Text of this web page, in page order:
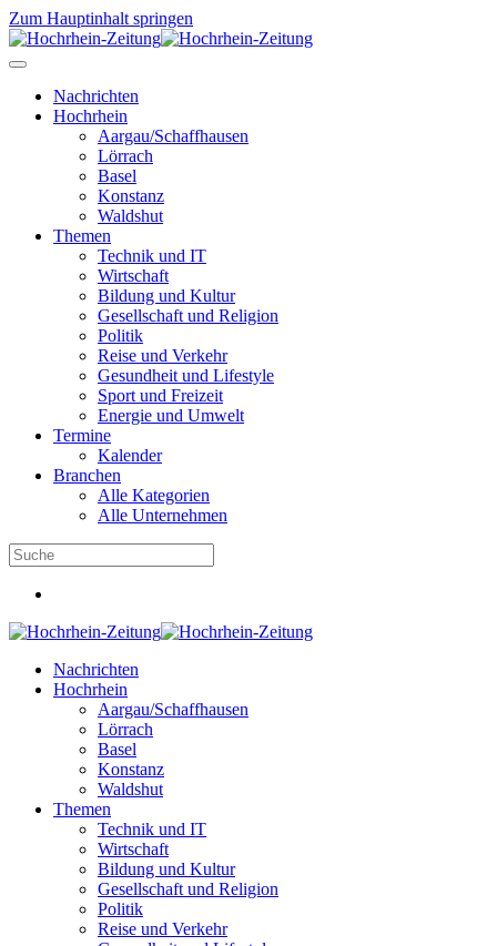
Zum Hauptinhalt springen
Nachrichten
Hochrhein
Aargau/Schaffhausen
Lörrach
Basel
Konstanz
Waldshut
Themen
Technik und IT
Wirtschaft
Bildung und Kultur
Gesellschaft und Religion
Politik
Reise und Verkehr
Gesundheit und Lifestyle
Sport und Freizeit
Energie und Umwelt
Termine
Kalender
Branchen
Alle Kategorien
Alle Unternehmen
Nachrichten
Hochrhein
Aargau/Schaffhausen
Lörrach
Basel
Konstanz
Waldshut
Themen
Technik und IT
Wirtschaft
Bildung und Kultur
Gesellschaft und Religion
Politik
Reise und Verkehr